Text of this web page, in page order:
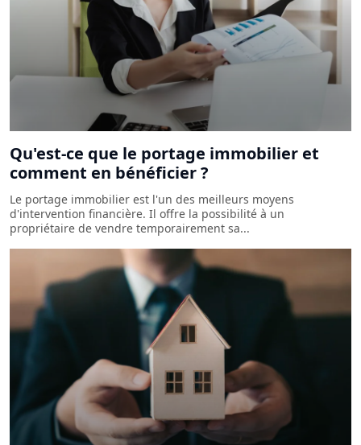
Qu'est-ce que le portage immobilier et
comment en bénéficier ?
Le portage immobilier est l'un des meilleurs moyens
d'intervention financière. Il offre la possibilité à un
propriétaire de vendre temporairement sa...